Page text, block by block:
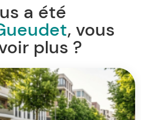
a été
, vous
plus ?